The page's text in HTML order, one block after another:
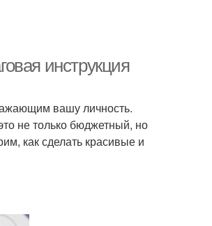
инструкция
вашу личность.
не только бюджетный, но
как сделать красивые и